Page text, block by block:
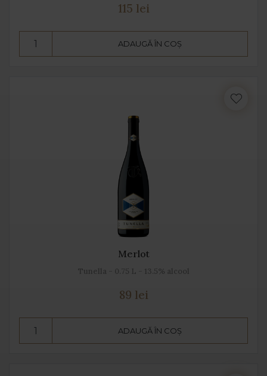
115 lei
ADAUGĂ ÎN COȘ
Merlot
Tunella - 0.75 L - 13.5% alcool
89 lei
ADAUGĂ ÎN COȘ